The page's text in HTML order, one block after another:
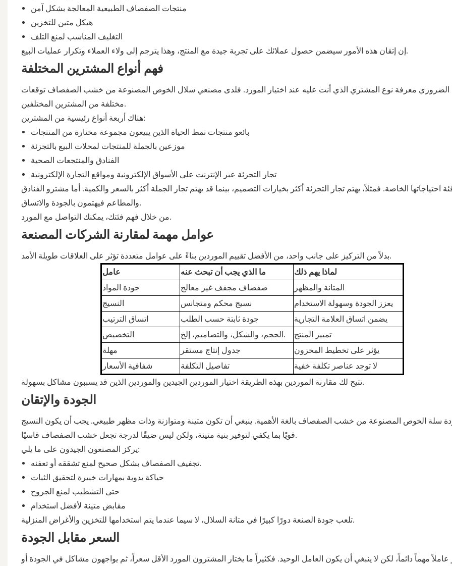
منتجات الصفصاف الطبيعية المعالجة بشكل آمن
هيكل متين للتخزين
التغليف المناسب لمنع التلف
إن إتقان هذه الأمور سيضمن حصول عملائك على تجربة جيدة مع المنتج، وهذا يترجم إلى ولاء العملاء وتكرار عمليات البيع.
فهم أنواع المشترين المختلفة
معرفة نوع المشتري الذي أنت عليه عند اختيار المورد. فلدى مصنعي سلال الخوص المصنوعة من خشب الصفصاف توقعات
مختلفة من المشترين المختلفين.
هناك أربعة أنواع رئيسية من المشترين:
بائعو منتجات نمط الحياة الذين يبيعون مجموعة مختارة من المنتجات
موزعين بالجملة للمنتجات لمحلات البيع بالتجزئة
الفنادق والمنتجعات الصحية
تجار التجزئة عبر الإنترنت على الأسواق الإلكترونية ومواقع التجارة الإلكترونية
احتياجاتها الخاصة. فمثلاً، يهتم تجار التجزئة أكثر بخيارات التصميم، بينما قد يهتم تجار الجملة أكثر بالسعر والكمية. أما مشترو الفنادق
والمطاعم فيهتمون بالجودة والاتساق.
من خلال فهم فئتك، يمكنك التواصل مع المورد.
عوامل مهمة لمقارنة الشركات المصنعة
بدلاً من التركيز على جانب واحد، من الأفضل تقييم الموردين بناءً على عوامل متعددة تؤثر على العلاقات طويلة الأمد.
عامل
ما الذي يجب أن تبحث عنه
لماذا يهم ذلك
جودة المواد
صفصاف مجفف غير معالج
المتانة والمظهر
النسيج
نسيج محكم ومتجانس
يعزز الجودة وسهولة الاستخدام
اتساق الترتيب
جودة ثابتة حسب الطلب
يضمن اتساق العلامة التجارية
التخصيص
الحجم، والشكل، والتصاميم، إلخ.
تمييز المنتج
مهلة
جدول إنتاج مستقر
يؤثر على تخطيط المخزون
شفافية الأسعار
تفاصيل التكلفة
لا توجد عناصر تكلفة خفية
تتيح لك مقارنة الموردين بهذه الطريقة اختيار الموردين الجيدين والموردين الذين قد يسببون مشاكل بسهولة.
الجودة والإتقان
سلة الخوص المصنوعة من خشب الصفصاف بالغة الأهمية. ينبغي أن تكون متينة ومتوازنة وذات مظهر طبيعي. يجب أن يكون النسيج
قويًا بما يكفي لتوفير بنية متينة، ولكن ليس ضيقًا لدرجة تجعل خشب الصفصاف قاسيًا.
يركز المصنعون الجيدون على ما يلي:
تجفيف الصفصاف بشكل صحيح لمنع تشققه أو تعفنه.
حياكة يدوية بمهارات خبيرة لتحقيق الثبات
حتى التشطيب لمنع الجروح
مقابض متينة لأفضل استخدام
تلعب جودة الصنعة دورًا كبيرًا في متانة السلال، لا سيما عندما يتم استخدامها للتخزين والأغراض المنزلية.
السعر مقابل الجودة
مهماً دائماً، لكن لا ينبغي أن يكون العامل الوحيد. فكثيراً ما يختار المشترون المورد الأقل سعراً، ثم يواجهون مشاكل في الجودة أو